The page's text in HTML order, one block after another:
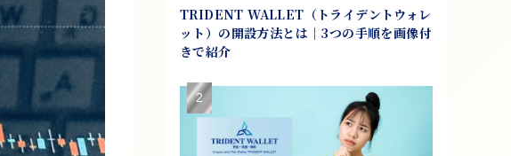
TRIDENT WALLET（トライデントウォレ
ット）の開設方法とは｜3つの手順を画像付
きで紹介